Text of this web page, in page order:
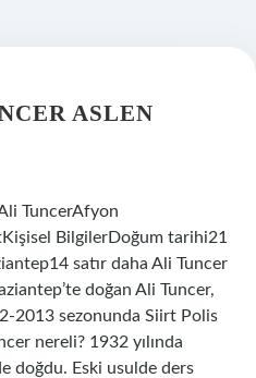
ASLEN
TuncerAfyon
BilgilerDoğum tarihi21
satır daha Ali Tuncer
doğan Ali Tuncer,
2013 sezonunda Siirt Polis
nereli? 1932 yılında
doğdu. Eski usulde ders